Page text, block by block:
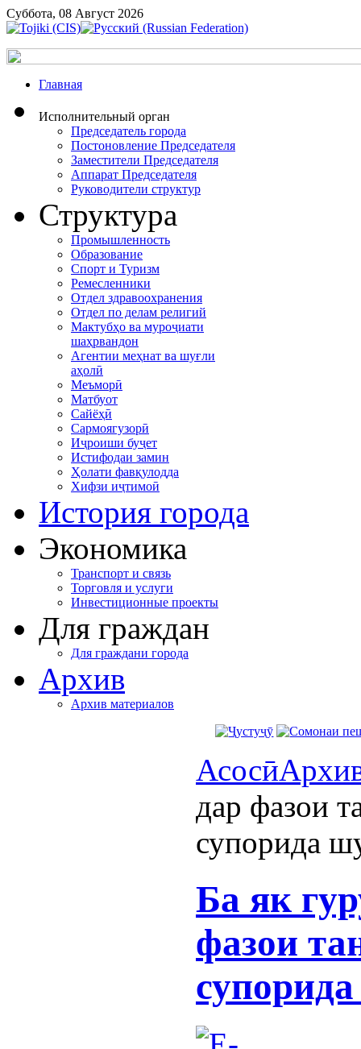
Суббота, 08 Август 2026
Главная
Исполнительный орган
Председатель города
Постоновление Председателя
Заместители Председателя
Аппарат Председателя
Руководители структур
Структура
Промышленность
Образование
Спорт и Туризм
Ремесленники
Отдел здравоохранения
Отдел по делам религий
Мактубҳо ва муроҷиати
шаҳрвандон
Агентии меҳнат ва шуғли
аҳолӣ
Меъморӣ
Матбуот
Сайёҳӣ
Сармоягузорӣ
Иҷроиши буҷет
Истифодаи замин
Ҳолати фавқулодда
Хифзи иҷтимоӣ
История города
Экономика
Транспорт и связь
Торговля и услуги
Инвестиционные проекты
Для граждан
Для граждани города
Архив
Архив материалов
Асосӣ
дар фазои
супорида
Ба як
фазои